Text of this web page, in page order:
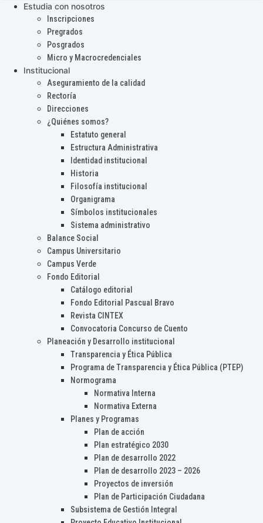
Estudia con nosotros
Inscripciones
Pregrados
Posgrados
Micro y Macrocredenciales
Institucional
Aseguramiento de la calidad
Rectoría
Direcciones
¿Quiénes somos?
Estatuto general
Estructura Administrativa
Identidad institucional
Historia
Filosofía institucional
Organigrama
Símbolos institucionales
Sistema administrativo
Balance Social
Campus Universitario
Campus Verde
Fondo Editorial
Catálogo editorial
Fondo Editorial Pascual Bravo
Revista CINTEX
Convocatoria Concurso de Cuento
Planeación y Desarrollo institucional
Transparencia y Ética Pública
Programa de Transparencia y Ética Pública (PTEP)
Normograma
Normativa Interna
Normativa Externa
Planes y Programas
Plan de acción
Plan estratégico 2030
Plan de desarrollo 2022
Plan de desarrollo 2023 – 2026
Proyectos de inversión
Plan de Participación Ciudadana
Subsistema de Gestión Integral